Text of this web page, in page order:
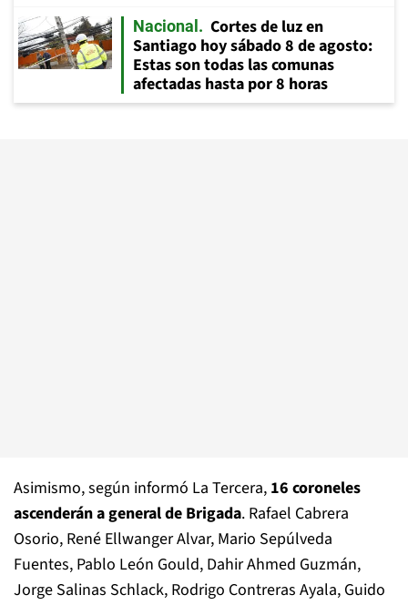
Nacional
Cortes de luz en
Santiago hoy sábado 8 de agosto:
Estas son todas las comunas
afectadas hasta por 8 horas
Asimismo, según informó La Tercera, 16 coroneles
ascenderán a general de Brigada. Rafael Cabrera
Osorio, René Ellwanger Alvar, Mario Sepúlveda
Fuentes, Pablo León Gould, Dahir Ahmed Guzmán,
Jorge Salinas Schlack, Rodrigo Contreras Ayala, Guido